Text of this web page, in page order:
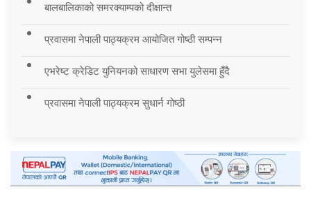
बालबालिकाको समरक्याम्पको दीक्षान्त
प्रवासमा नेपाली पाठ्यक्रम आयोजित गोष्ठी सम्पन्न
एभरेष्ट क्रेडिट युनियनको साधारण सभा युलेसमा हुँदै
प्रवासमा नेपाली पाठ्यक्रम सुधार्न गोष्ठी